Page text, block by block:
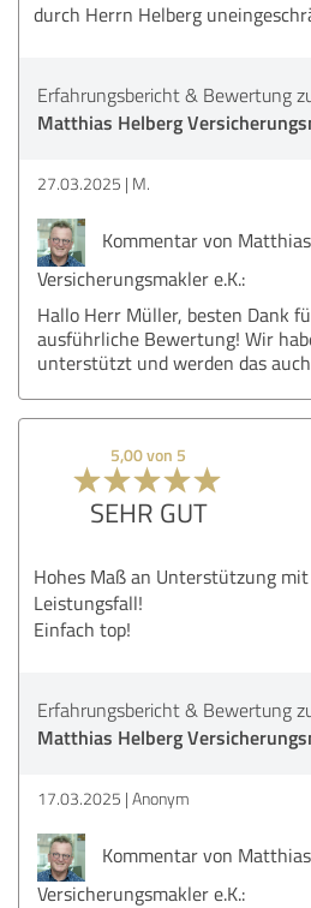
durch Herrn Helberg
Erfahrungsbericht & Bewertung
Matthias Helberg
27.03.2025 M.
Kommentar von
Versicherungsmakler e.K.:
Hallo Herr Müller, besten Dank
ausführliche Bewertung! Wir
unterstützt und werden das
5,00 von 5
SEHR GUT
Hohes Maß an Unterstützung
Leistungsfall!
Einfach top!
Erfahrungsbericht & Bewertung
Matthias Helberg
17.03.2025 Anonym
Kommentar von
Versicherungsmakler e.K.: